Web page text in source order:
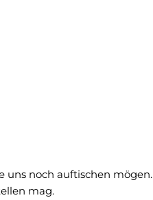
uns noch auftischen mögen.
mag.